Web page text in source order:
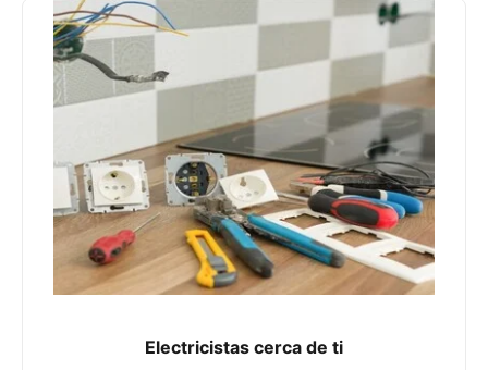
Electricistas cerca de ti